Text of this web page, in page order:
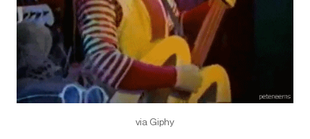
via Giphy